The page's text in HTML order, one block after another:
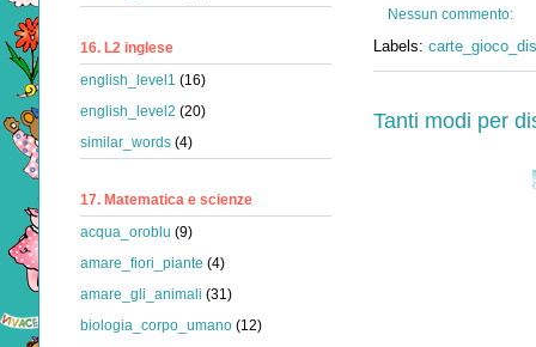
Nessun commento:
Labels:
Tanti modi per
16. L2 inglese
english_level1 (16)
english_level2 (20)
similar_words (4)
17. Matematica e scienze
acqua_oroblu (9)
amare_fiori_piante (4)
amare_gli_animali (31)
biologia_corpo_umano (12)